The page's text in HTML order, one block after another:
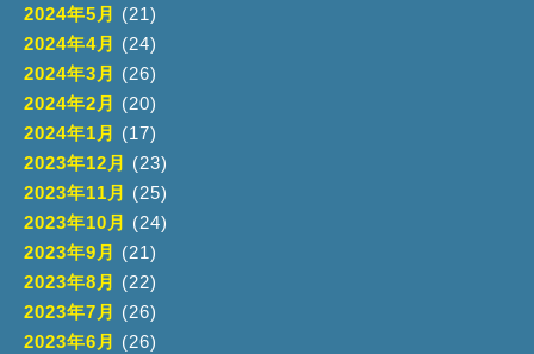
2024年5月
(21)
2024年4月
(24)
2024年3月
(26)
2024年2月
(20)
2024年1月
(17)
2023年12月
(23)
2023年11月
(25)
2023年10月
(24)
2023年9月
(21)
2023年8月
(22)
2023年7月
(26)
2023年6月
(26)